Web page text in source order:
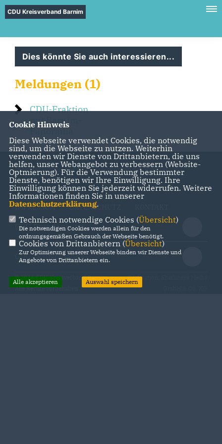
CDU Kreisverband Barnim
Dies könnte Sie auch interessieren...
Meldungen (1)
CDU-Fraktion
mit Barnim-
Panorama
Internetauftritt des CDU Kreisverbandes Barnim
IMPRESSUM DATENSCHUTZ
CDU Brandenburg
CDU Deutschlands
@2026 CDU Kreisverband Barnim
Alle Rechte vorbehalten.
Realisation: Sharkness Media
Cookie Hinweis
Diese Webseite verwendet Cookies, die notwendig
sind, um die Webseite zu nutzen. Weiterhin
verwenden wir Dienste von Drittanbietern, die uns
helfen, unser Webangebot zu verbessern (Website-
Optmierung). Für die Verwendung bestimmter
Dienste, benötigen wir Ihre Einwilligung. Ihre
Einwilligung können Sie jederzeit widerrufen. Weitere
Informationen finden Sie in unserer
Datenschutzerklärung.
Technisch notwendige Cookies (Übersicht)
Die notwendigen Cookies werden allein für den
ordnungsgemäßen Gebrauch der Webseite benötigt.
Cookies von Drittanbietern (Übersicht)
Zur Optimierung unserer Webseite binden wir Dienste und
Angebote von Drittanbietern ein.
Alle akzeptieren Auswahl speichern